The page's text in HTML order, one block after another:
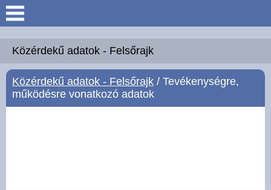
Keresés
Köszöntő
Hírek
Közérdekű adatok - Felsőrajk
Közérdekű adatok - Felsőrajk / Tevékenységre,
működésre vonatkozó adatok